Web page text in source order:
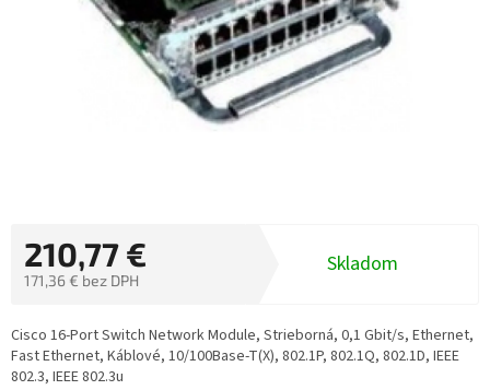
210,77 €
171,36 € bez DPH
cena:
Skladom
Cisco 16-Port Switch Network Module, Strieborná, 0,1 Gbit/s, Ethernet,
Fast Ethernet, Káblové, 10/100Base-T(X), 802.1P, 802.1Q, 802.1D, IEEE
802.3, IEEE 802.3u